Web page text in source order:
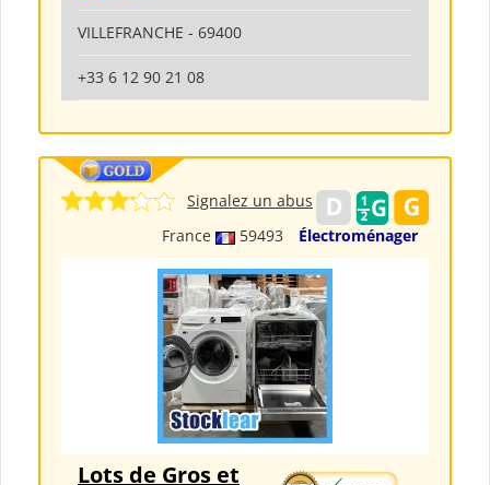
VILLEFRANCHE - 69400
+33 6 12 90 21 08
France 59493 Électroménager
Signalez un abus
Lots de Gros et